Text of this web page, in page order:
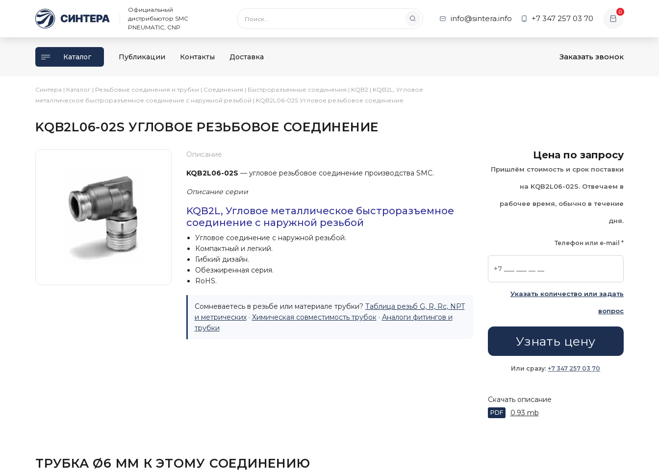
Официальный
дистрибьютор SMC
PNEUMATIC, CNP
info@sintera.info +7 347 257 03 70
0
Каталог Публикации Контакты Доставка Заказать звонок
Синтера | Каталог | Резьбовые соединения и трубки | Соединения | Быстроразъемные соединения | KQB2 | KQB2L, Угловое
металлическое быстроразъемное соединение с наружной резьбой | KQB2L06-02S Угловое резьбовое соединение
KQB2L06-02S УГЛОВОЕ РЕЗЬБОВОЕ СОЕДИНЕНИЕ
Описание
KQB2L06-02S — угловое резьбовое соединение производства SMC.
Описание серии
KQB2L, Угловое металлическое быстроразъемное
соединение с наружной резьбой
Угловое соединение с наружной резьбой.
Компактный и легкий.
Гибкий дизайн.
Обезжиренная серия.
RoHS.
Сомневаетесь в резьбе или материале трубки? Таблица резьб G, R, Rc, NPT
и метрических· Химическая совместимость трубок· Аналоги фитингов и
трубки
Цена по запросу
Пришлём стоимость и срок поставки
на KQB2L06-02S. Отвечаем в
рабочее время, обычно в течение
дня.
Телефон или e-mail *
Указать количество или задать
вопрос
Узнать цену
Или сразу: +7 347 257 03 70
Скачать описание
PDF 0.93 mb
ТРУБКА Ø6 ММ К ЭТОМУ СОЕДИНЕНИЮ